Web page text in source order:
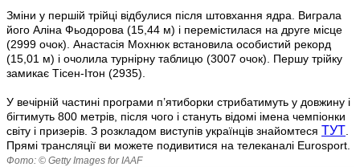
Зміни у першій трійці відбулися після штовхання ядра. Виграла
його Аліна Фьодорова (15,44 м) і перемістилася на друге місце
(2999 очок). Анастасія Мохнюк встановила особистий рекорд
(15,01 м) і очолила турнірну таблицю (3007 очок). Першу трійку
замикає Тісен-Ітон (2935).
У вечірній частині програми п’ятиборки стрибатимуть у довжину і
бігтимуть 800 метрів, після чого і стануть відомі імена чемпіонки
світу і призерів. З розкладом виступів українців знайомтеся ТУТ
Прямі трансляції ви можете подивитися на телеканалі Eurosport.
Фото: © Getty Images for IAAF